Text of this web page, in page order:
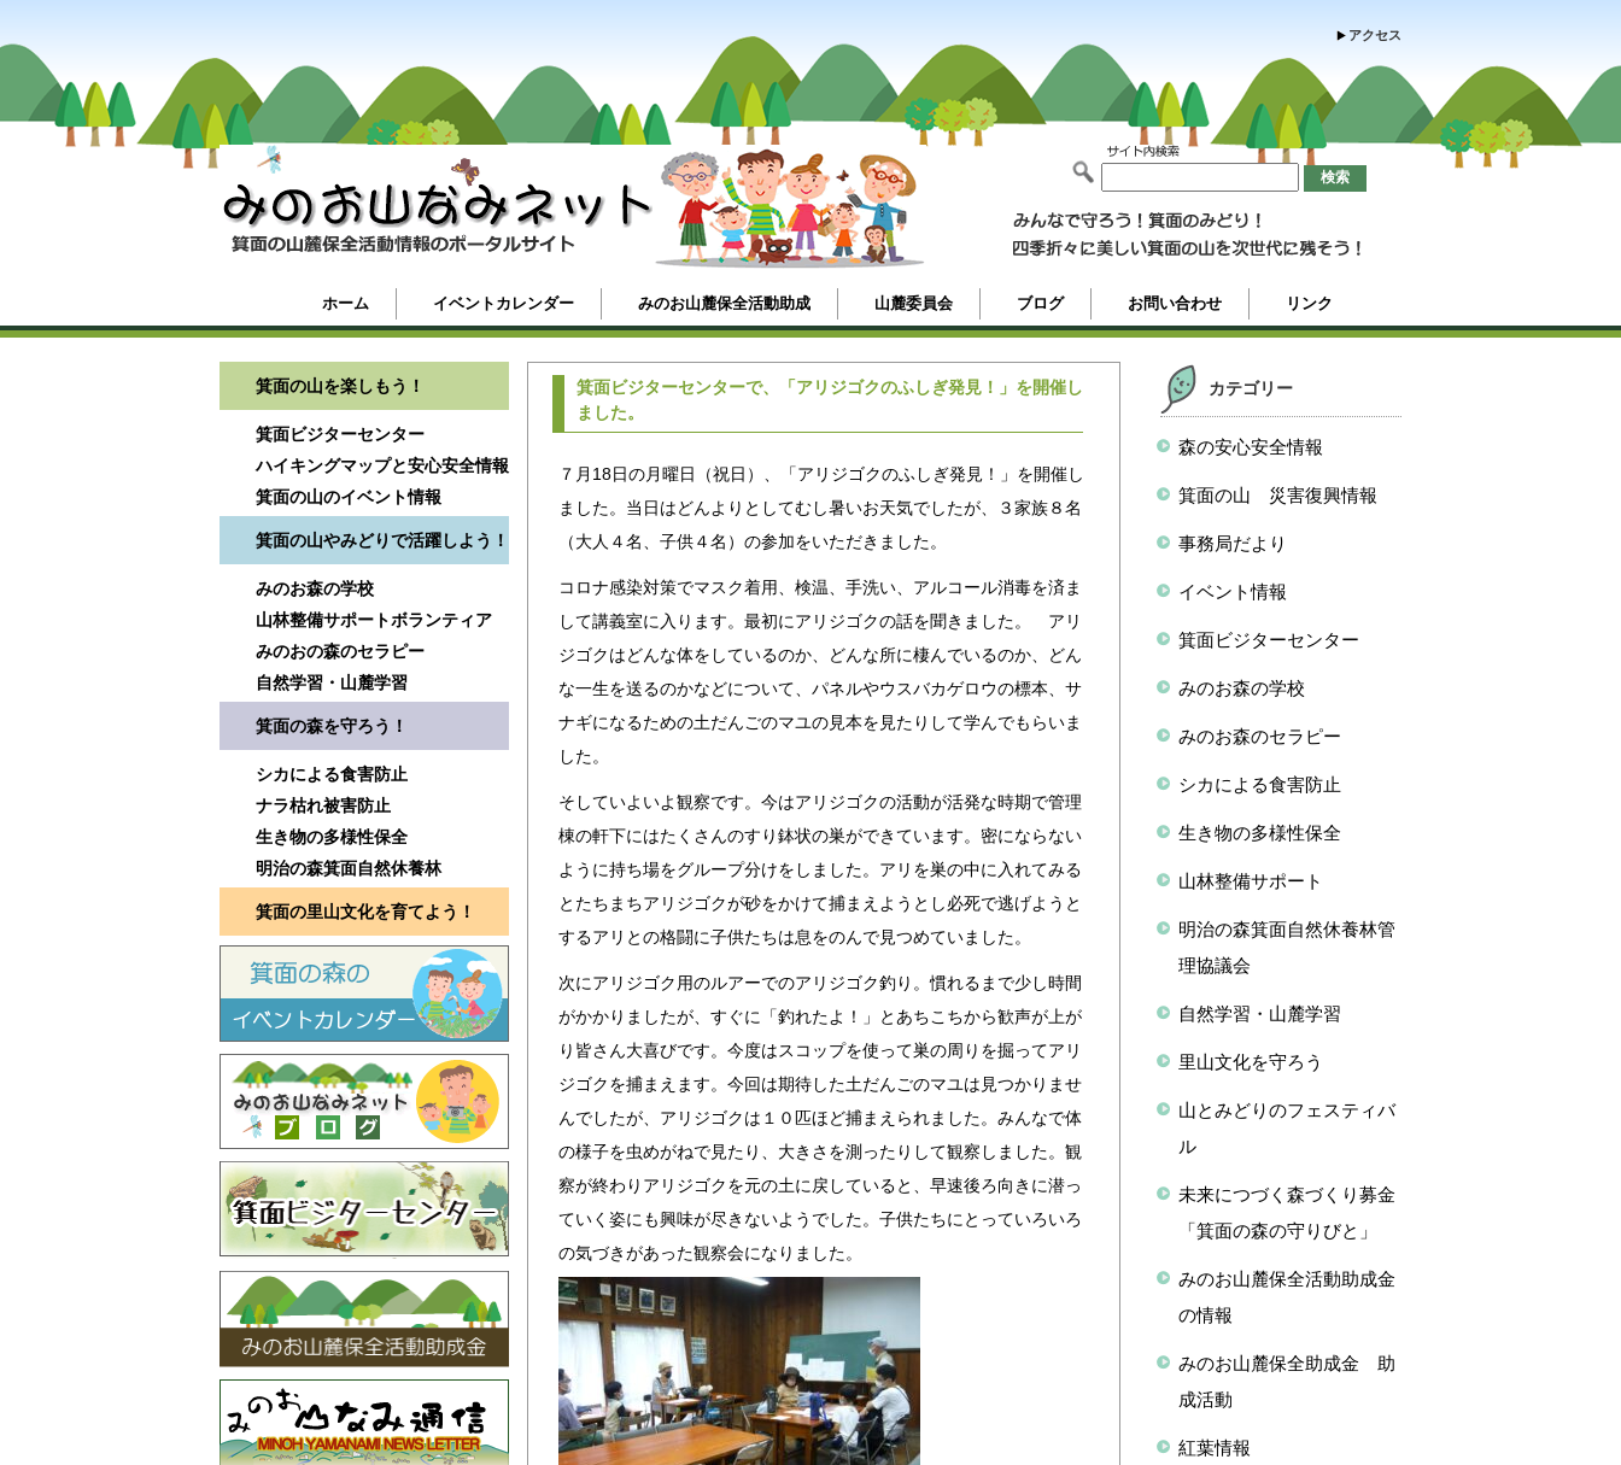
アクセス
ホーム イベントカレンダー みのお山麓保全活動助成 山麓委員会 ブログ お問い合わせ リンク
箕面の山を楽しもう！
箕面ビジターセンター
ハイキングマップと安心安全情報
箕面の山のイベント情報
箕面の山やみどりで活躍しよう！
みのお森の学校
山林整備サポートボランティア
みのおの森のセラピー
自然学習・山麓学習
箕面の森を守ろう！
シカによる食害防止
ナラ枯れ被害防止
生き物の多様性保全
明治の森箕面自然休養林
箕面の里山文化を育てよう！
箕面ビジターセンターで、「アリジゴクのふしぎ発見！」を開催し
ました。
７月18日の月曜日（祝日）、「アリジゴクのふしぎ発見！」を開催し
ました。当日はどんよりとしてむし暑いお天気でしたが、３家族８名
（大人４名、子供４名）の参加をいただきました。
コロナ感染対策でマスク着用、検温、手洗い、アルコール消毒を済ま
して講義室に入ります。最初にアリジゴクの話を聞きました。 アリ
ジゴクはどんな体をしているのか、どんな所に棲んでいるのか、どん
な一生を送るのかなどについて、パネルやウスバカゲロウの標本、サ
ナギになるための土だんごのマユの見本を見たりして学んでもらいま
した。
そしていよいよ観察です。今はアリジゴクの活動が活発な時期で管理
棟の軒下にはたくさんのすり鉢状の巣ができています。密にならない
ように持ち場をグループ分けをしました。アリを巣の中に入れてみる
とたちまちアリジゴクが砂をかけて捕まえようとし必死で逃げようと
するアリとの格闘に子供たちは息をのんで見つめていました。
次にアリジゴク用のルアーでのアリジゴク釣り。慣れるまで少し時間
がかかりましたが、すぐに「釣れたよ！」とあちこちから歓声が上が
り皆さん大喜びです。今度はスコップを使って巣の周りを掘ってアリ
ジゴクを捕まえます。今回は期待した土だんごのマユは見つかりませ
んでしたが、アリジゴクは１０匹ほど捕まえられました。みんなで体
の様子を虫めがねで見たり、大きさを測ったりして観察しました。観
察が終わりアリジゴクを元の土に戻していると、早速後ろ向きに潜っ
ていく姿にも興味が尽きないようでした。子供たちにとっていろいろ
の気づきがあった観察会になりました。
カテゴリー
森の安心安全情報
箕面の山 災害復興情報
事務局だより
イベント情報
箕面ビジターセンター
みのお森の学校
みのお森のセラピー
シカによる食害防止
生き物の多様性保全
山林整備サポート
明治の森箕面自然休養林管
理協議会
自然学習・山麓学習
里山文化を守ろう
山とみどりのフェスティバ
ル
未来につづく森づくり募金
「箕面の森の守りびと」
みのお山麓保全活動助成金
の情報
みのお山麓保全助成金 助
成活動
紅葉情報